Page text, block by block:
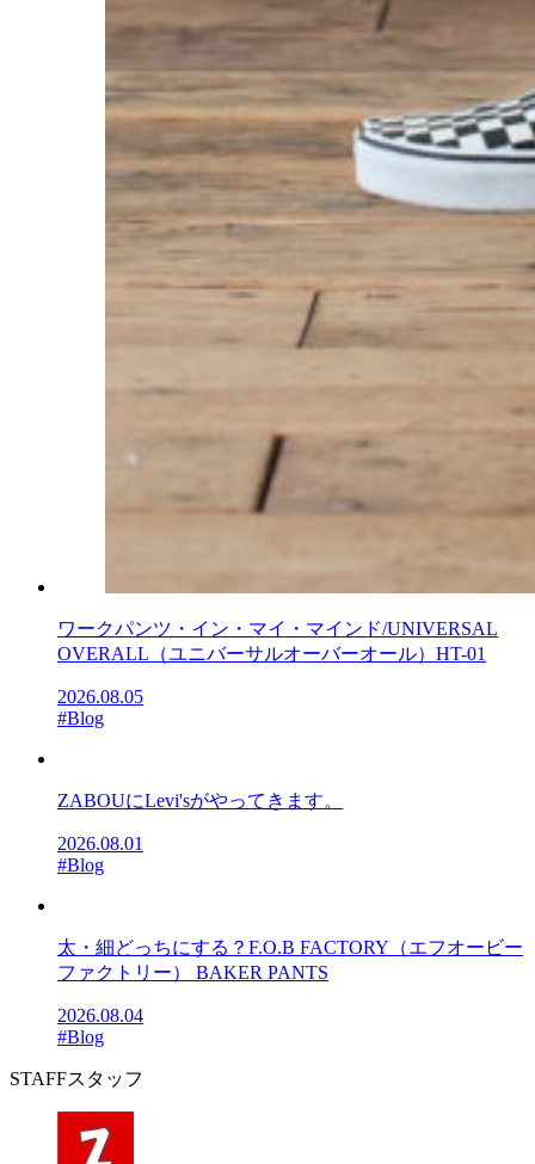
ワークパンツ・イン・マイ・マインド/UNIVERSAL
OVERALL（ユニバーサルオーバーオール）HT-01
2026.08.05
#Blog
ZABOUにLevi'sがやってきます。
2026.08.01
#Blog
太・細どっちにする？F.O.B FACTORY（エフオービー
ファクトリー） BAKER PANTS
2026.08.04
#Blog
STAFFスタッフ